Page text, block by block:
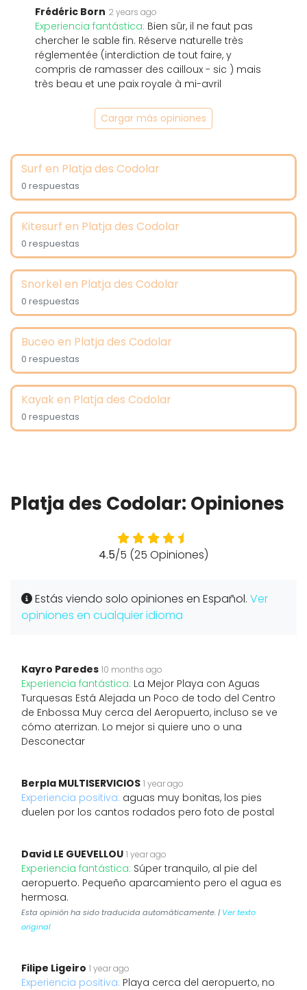
Frédéric Born 2 years ago
Experiencia fantástica: Bien sûr, il ne faut pas
chercher le sable fin. Réserve naturelle très
réglementée (interdiction de tout faire, y
compris de ramasser des cailloux - sic ) mais
très beau et une paix royale à mi-avril
Cargar más opiniones
Surf en Platja des Codolar
0 respuestas
Kitesurf en Platja des Codolar
0 respuestas
Snorkel en Platja des Codolar
0 respuestas
Buceo en Platja des Codolar
0 respuestas
Kayak en Platja des Codolar
0 respuestas
Platja des Codolar: Opiniones
4.5/5 (25 Opiniones)
Estás viendo solo opiniones en Español. Ver
opiniones en cualquier idioma
Kayro Paredes 10 months ago
Experiencia fantástica: La Mejor Playa con Aguas
Turquesas Está Alejada un Poco de todo del Centro
de Enbossa Muy cerca del Aeropuerto, incluso se ve
cómo aterrizan. Lo mejor si quiere uno o una
Desconectar
Berpla MULTISERVICIOS 1 year ago
Experiencia positiva: aguas muy bonitas, los pies
duelen por los cantos rodados pero foto de postal
David LE GUEVELLOU 1 year ago
Experiencia fantástica: Súper tranquilo, al pie del
aeropuerto. Pequeño aparcamiento pero el agua es
hermosa.
Esta opinión ha sido traducida automáticamente. | Ver texto
original
Filipe Ligeiro 1 year ago
Experiencia positiva: Playa cerca del aeropuerto, no